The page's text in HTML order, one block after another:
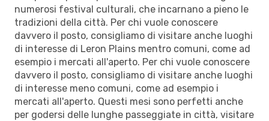
numerosi festival culturali, che incarnano a pieno le
tradizioni della città. Per chi vuole conoscere
davvero il posto, consigliamo di visitare anche luoghi
di interesse di Leron Plains mentro comuni, come ad
esempio i mercati all'aperto. Per chi vuole conoscere
davvero il posto, consigliamo di visitare anche luoghi
di interesse meno comuni, come ad esempio i
mercati all'aperto. Questi mesi sono perfetti anche
per godersi delle lunghe passeggiate in città, visitare